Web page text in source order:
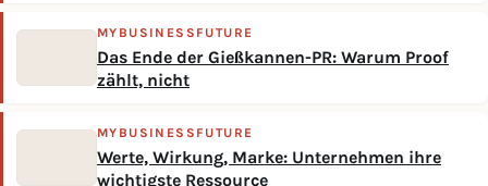
MYBUSINESSFUTURE
Das Ende der Gießkannen-PR: Warum Proof
zählt, nicht
MYBUSINESSFUTURE
Werte, Wirkung, Marke: Unternehmen ihre
wichtigste Ressource